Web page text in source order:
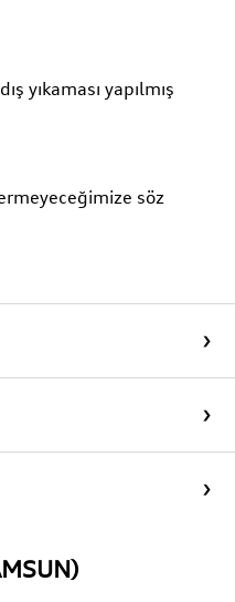
yıkaması yapılmış
söz